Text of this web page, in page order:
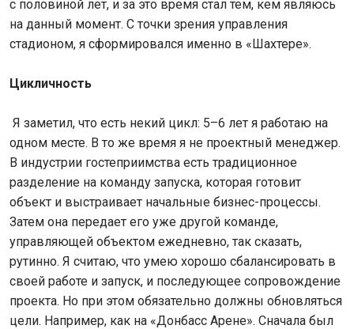
с половиной лет, и за это время стал тем, кем являюсь
на данный момент. С точки зрения управления
стадионом, я сформировался именно в «Шахтере».
Цикличность
Я заметил, что есть некий цикл: 5–6 лет я работаю на
одном месте. В то же время я не проектный менеджер.
В индустрии гостеприимства есть традиционное
разделение на команду запуска, которая готовит
объект и выстраивает начальные бизнес-процессы.
Затем она передает его уже другой команде,
управляющей объектом ежедневно, так сказать,
рутинно. Я считаю, что умею хорошо сбалансировать в
своей работе и запуск, и последующее сопровождение
проекта. Но при этом обязательно должны обновляться
цели. Например, как на «Донбасс Арене». Сначала был